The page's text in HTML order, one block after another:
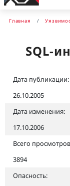
Главная
SQL-
Дата публикации:
26.10.2005
Дата изменения:
17.10.2006
Всего
3894
Опасность: